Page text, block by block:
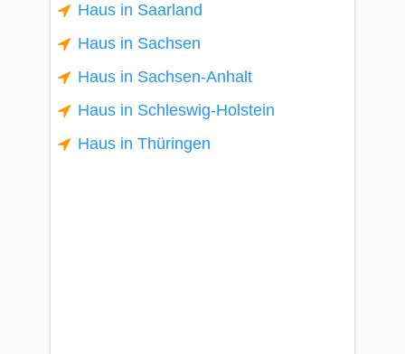
Haus in Saarland
Haus in Sachsen
Haus in Sachsen-Anhalt
Haus in Schleswig-Holstein
Haus in Thüringen